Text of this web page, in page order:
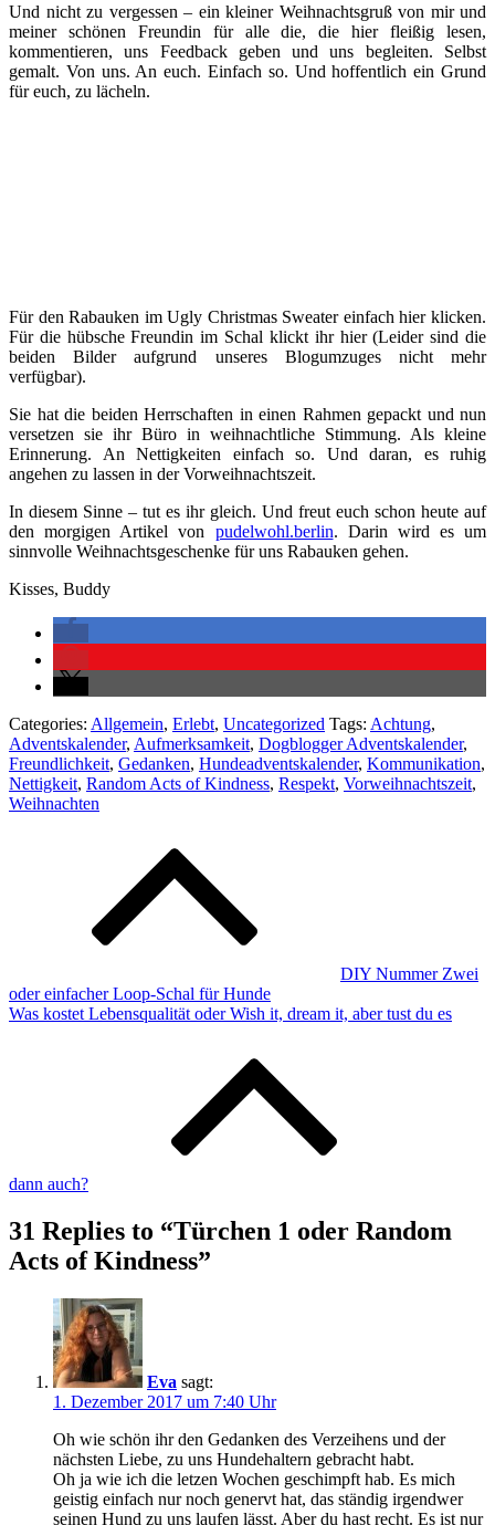
Und nicht zu vergessen – ein kleiner Weihnachtsgruß von mir und
meiner schönen Freundin für alle die, die hier fleißig lesen,
kommentieren, uns Feedback geben und uns begleiten. Selbst
gemalt. Von uns. An euch. Einfach so. Und hoffentlich ein Grund
für euch, zu lächeln.
Für den Rabauken im Ugly Christmas Sweater einfach hier klicken.
Für die hübsche Freundin im Schal klickt ihr hier (Leider sind die
beiden Bilder aufgrund unseres Blogumzuges nicht mehr
verfügbar).
Sie hat die beiden Herrschaften in einen Rahmen gepackt und nun
versetzen sie ihr Büro in weihnachtliche Stimmung. Als kleine
Erinnerung. An Nettigkeiten einfach so. Und daran, es ruhig
angehen zu lassen in der Vorweihnachtszeit.
In diesem Sinne – tut es ihr gleich. Und freut euch schon heute auf
den morgigen Artikel von pudelwohl.berlin. Darin wird es um
sinnvolle Weihnachtsgeschenke für uns Rabauken gehen.
Kisses, Buddy
Categories: Allgemein, Erlebt, Uncategorized Tags: Achtung,
Adventskalender, Aufmerksamkeit, Dogblogger Adventskalender,
Freundlichkeit, Gedanken, Hundeadventskalender, Kommunikation,
Nettigkeit, Random Acts of Kindness, Respekt, Vorweihnachtszeit,
Weihnachten
DIY Nummer Zwei
oder einfacher Loop-Schal für Hunde
Was kostet Lebensqualität oder Wish it, dream it, aber tust du es
dann auch?
31 Replies to “Türchen 1 oder Random
Acts of Kindness”
Eva sagt:
1. Dezember 2017 um 7:40 Uhr
Oh wie schön ihr den Gedanken des Verzeihens und der
nächsten Liebe, zu uns Hundehaltern gebracht habt.
Oh ja wie ich die letzen Wochen geschimpft hab. Es mich
geistig einfach nur noch genervt hat, das ständig irgendwer
seinen Hund zu uns laufen lässt. Aber du hast recht. Es ist nur